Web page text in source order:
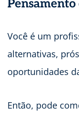
Você é um
alternativas,
oportunidades
Então, pode